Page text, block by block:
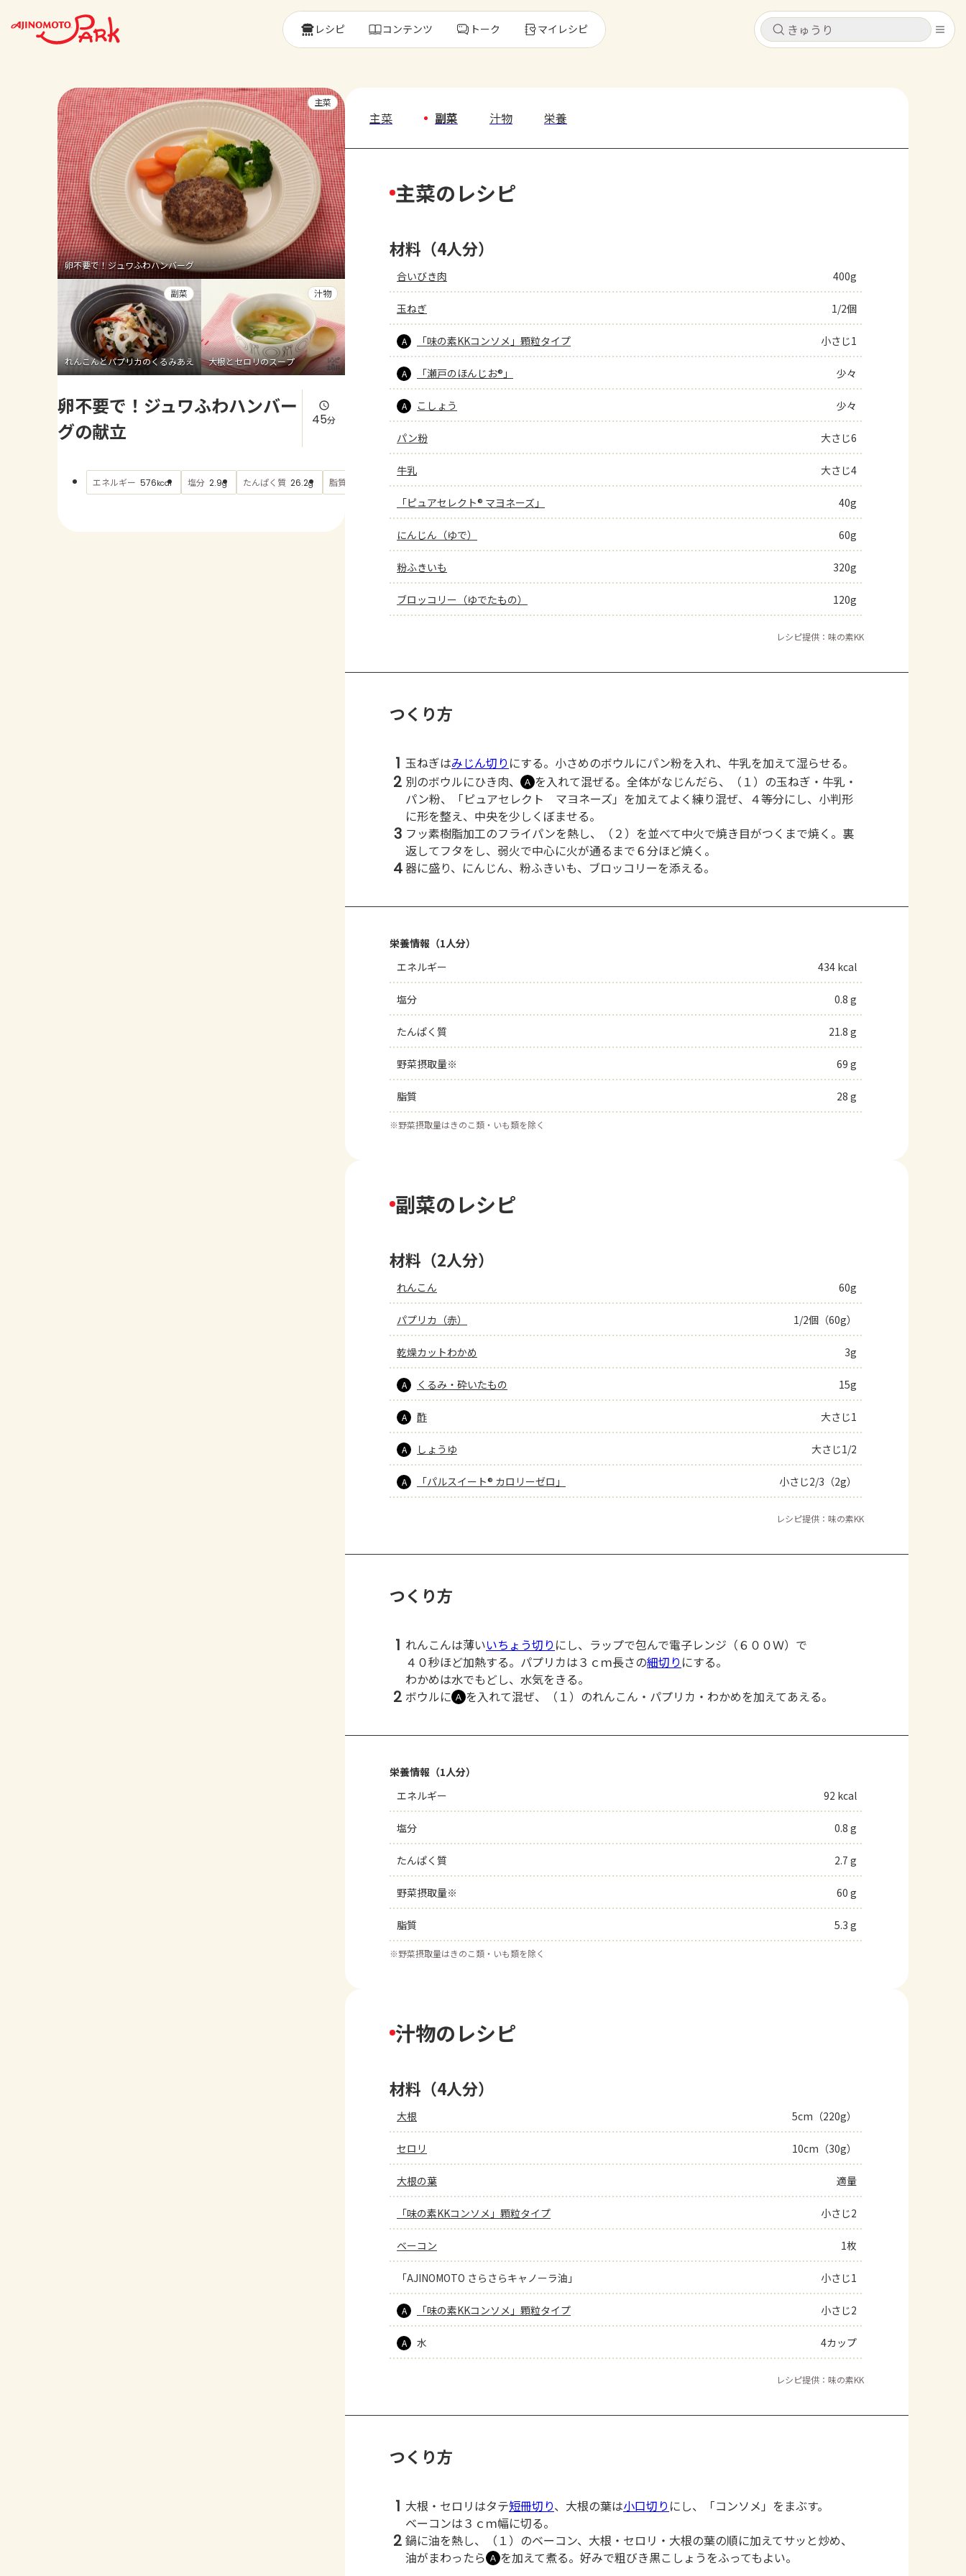
キャンセル
よくあるお問い合わせ
お買い物
キャンセル
レシピ コンテンツ トーク マイレシピ
卵不要で！ジュワふわハンバーグ
主菜
れんこんとパプリカのくるみあえ
副菜
大根とセロリのスープ
汁物
卵不要で！ジュワふわハンバー
グの献立
45分
エネルギー 576kcal 塩分 2.9g たんぱく質 26.2g 脂質 もっと見る
主菜 副菜 汁物 栄養
主菜のレシピ
材料（4人分）
合いびき肉 400g
玉ねぎ 1/2個
A 「味の素KKコンソメ」顆粒タイプ 小さじ1
A 「瀬戸のほんじお®」 少々
A こしょう 少々
パン粉 大さじ6
牛乳 大さじ4
「ピュアセレクト® マヨネーズ」 40g
にんじん（ゆで） 60g
粉ふきいも 320g
ブロッコリー（ゆでたもの） 120g
レシピ提供：味の素KK
つくり方
1 玉ねぎはみじん切り にする。小さめのボウルにパン粉を入れ、牛乳を加えて湿らせる。
2 別のボウルにひき肉、 Ａ を入れて混ぜる。全体がなじんだら、（１）の玉ねぎ・牛乳・
パン粉、「ピュアセレクト マヨネーズ」を加えてよく練り混ぜ、４等分にし、小判形
に形を整え、中央を少しくぼませる。
3 フッ素樹脂加工のフライパンを熱し、（２）を並べて中火で焼き目がつくまで焼く。裏
返してフタをし、弱火で中心に火が通るまで６分ほど焼く。
4器に盛り、にんじん、粉ふきいも、ブロッコリーを添える。
栄養情報（1人分）
エネルギー
434 kcal
塩分 0.8 g
たんぱく質 21.8 g
野菜摂取量※ 69 g
脂質 28 g
※野菜摂取量はきのこ類・いも類を除く
副菜のレシピ
材料（2人分）
れんこん 60g
パプリカ（赤） 1/2個（60g）
乾燥カットわかめ 3g
A くるみ・砕いたもの 15g
A 酢 大さじ1
A しょうゆ 大さじ1/2
A 「パルスイート® カロリーゼロ」 小さじ2/3（2g）
レシピ提供：味の素KK
つくり方
1 れんこんは薄いいちょう切り にし、ラップで包んで電子レンジ（６００Ｗ）で
４０秒ほど加熱する。パプリカは３ｃｍ長さの細切り にする。
わかめは水でもどし、水気をきる。
2 ボウルに Ａ を入れて混ぜ、（１）のれんこん・パプリカ・わかめを加えてあえる。
栄養情報（1人分）
エネルギー
92 kcal
塩分 0.8 g
たんぱく質 2.7 g
野菜摂取量※ 60 g
脂質 5.3 g
※野菜摂取量はきのこ類・いも類を除く
汁物のレシピ
材料（4人分）
大根 5cm（220g）
セロリ 10cm（30g）
大根の葉 適量
「味の素KKコンソメ」顆粒タイプ 小さじ2
ベーコン 1枚
「AJINOMOTO さらさらキャノーラ油」 小さじ1
A 「味の素KKコンソメ」顆粒タイプ 小さじ2
A 水 4カップ
レシピ提供：味の素KK
つくり方
1 大根・セロリはタテ短冊切り、大根の葉は小口切り にし、「コンソメ」をまぶす。
ベーコンは３ｃｍ幅に切る。
2 鍋に油を熱し、（１）のベーコン、大根・セロリ・大根の葉の順に加えてサッと炒め、
油がまわったら Ａ を加えて煮る。好みで粗びき黒こしょうをふってもよい。